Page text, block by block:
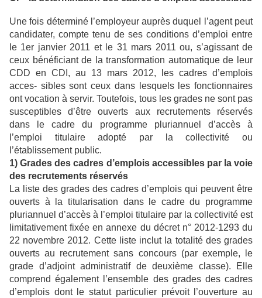
Une fois déterminé l’employeur auprès duquel l’agent peut
candidater, compte tenu de ses conditions d’emploi entre
le 1er janvier 2011 et le 31 mars 2011 ou, s’agissant de
ceux bénéficiant de la transformation automatique de leur
CDD en CDI, au 13 mars 2012, les cadres d’emplois
acces- sibles sont ceux dans lesquels les fonctionnaires
ont vocation à servir. Toutefois, tous les grades ne sont pas
susceptibles d’être ouverts aux recrutements réservés
dans le cadre du programme pluriannuel d’accès à
l’emploi titulaire adopté par la collectivité ou
l’établissement public.
1) Grades des cadres d’emplois accessibles par la voie
des recrutements réservés
La liste des grades des cadres d’emplois qui peuvent être
ouverts à la titularisation dans le cadre du programme
pluriannuel d’accès à l’emploi titulaire par la collectivité est
limitativement fixée en annexe du décret n° 2012-1293 du
22 novembre 2012. Cette liste inclut la totalité des grades
ouverts au recrutement sans concours (par exemple, le
grade d’adjoint administratif de deuxième classe). Elle
comprend également l’ensemble des grades des cadres
d’emplois dont le statut particulier prévoit l’ouverture au